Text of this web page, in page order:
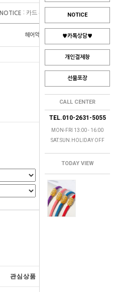
NOTICE
♥카톡상담♥
개인결제창
선물포장
CALL CENTER
TEL.010-2631-5055
MON-FRI 13:00 - 16:00
SAT.SUN.HOLIDAY OFF
TODAY VIEW
NOTICE : 카드 부분무이자 안내
헤어악세사리
관심상품